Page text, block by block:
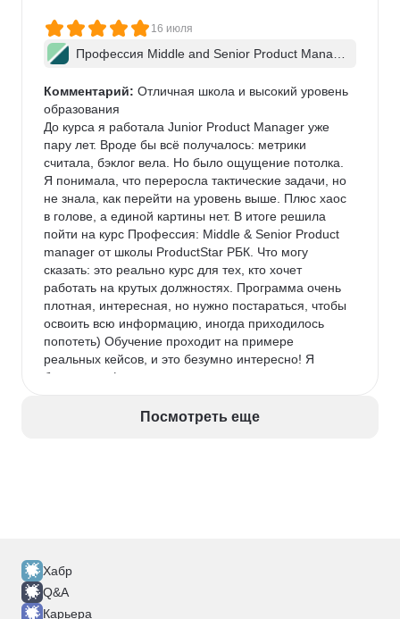
16 июля
Профессия Middle and Senior Product Manag
Комментарий: Отличная школа и высокий уровень
образования
До курса я работала Junior Product Manager уже
пару лет. Вроде бы всё получалось: метрики
считала, бэклог вела. Но было ощущение потолка.
Я понимала, что переросла тактические задачи, но
не знала, как перейти на уровень выше. Плюс хаос
в голове, а единой картины нет. В итоге решила
пойти на курс Профессия: Middle & Senior Product
manager от школы ProductStar РБК. Что могу
сказать: это реально курс для тех, кто хочет
работать на крутых должностях. Программа очень
плотная, интересная, но нужно постараться, чтобы
освоить всю информацию, иногда приходилось
попотеть) Обучение проходит на примере
реальных кейсов, и это безумно интересно! Я
брала тариф с индивидуальными консультациями,
мои запросы, указывал на ошибки и давал
Посмотреть еще
Хабр
Q&A
Карьера